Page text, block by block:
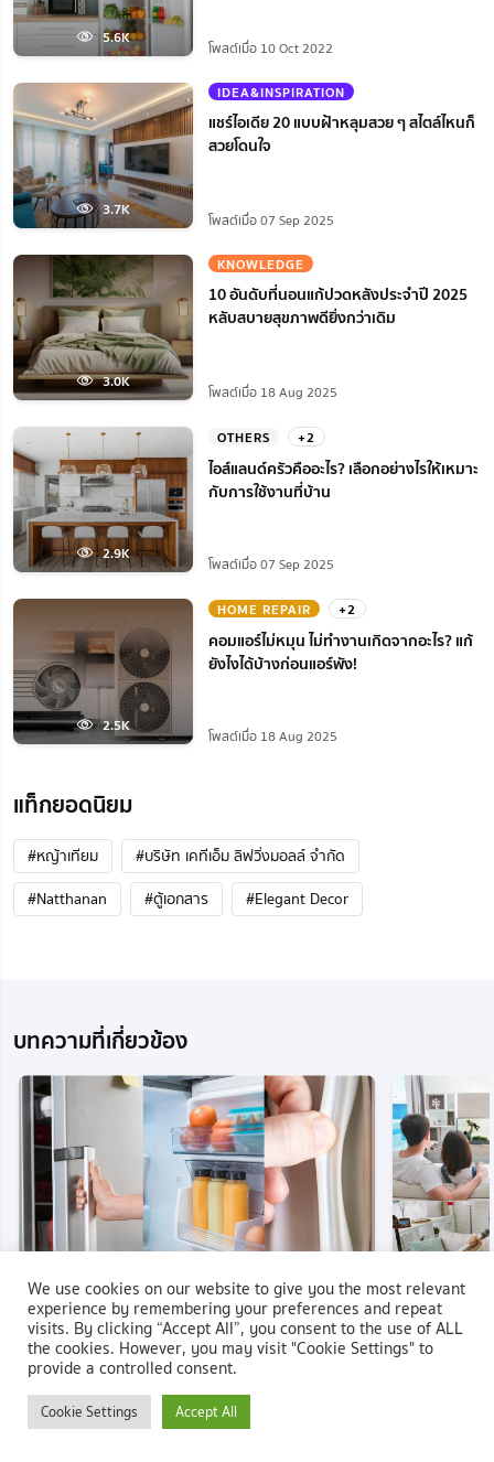
5.6K
โพสต์เมื่อ 10 Oct 2022
3.7K
IDEA&INSPIRATION
แชร์ไอเดีย 20 แบบฝ้าหลุมสวย ๆ สไตล์ไหนก็
สวยโดนใจ
โพสต์เมื่อ 07 Sep 2025
3.0K
KNOWLEDGE
10 อันดับที่นอนแก้ปวดหลังประจำปี 2025
หลับสบายสุขภาพดียิ่งกว่าเดิม
โพสต์เมื่อ 18 Aug 2025
2.9K
OTHERS +2
ไอส์แลนด์ครัวคืออะไร? เลือกอย่างไรให้เหมาะ
กับการใช้งานที่บ้าน
โพสต์เมื่อ 07 Sep 2025
2.5K
HOME REPAIR +2
คอมแอร์ไม่หมุน ไม่ทํางานเกิดจากอะไร? แก้
ยังไงได้บ้างก่อนแอร์พัง!
โพสต์เมื่อ 18 Aug 2025
แท็กยอดนิยม
#หญ้าเทียม
#บริษัท เคทีเอ็ม ลิฟวิ่งมอลล์ จำกัด
#Natthanan
#ตู้เอกสาร #Elegant Decor
บทความที่เกี่ยวข้อง
IDEA&INSPIRATION KNOWLEDGE
รู้ก่อนแก้ก่อน! สาเหตุตู้เย็นปิดไม่สนิททำให้ไม่เย็น
โพสต์เมื่อ 17 Oct 2023 482
We use cookies on our website to give you the most relevant
experience by remembering your preferences and repeat
visits. By clicking “Accept All”, you consent to the use of ALL
the cookies. However, you may visit "Cookie Settings" to
provide a controlled consent.
Cookie Settings Accept All